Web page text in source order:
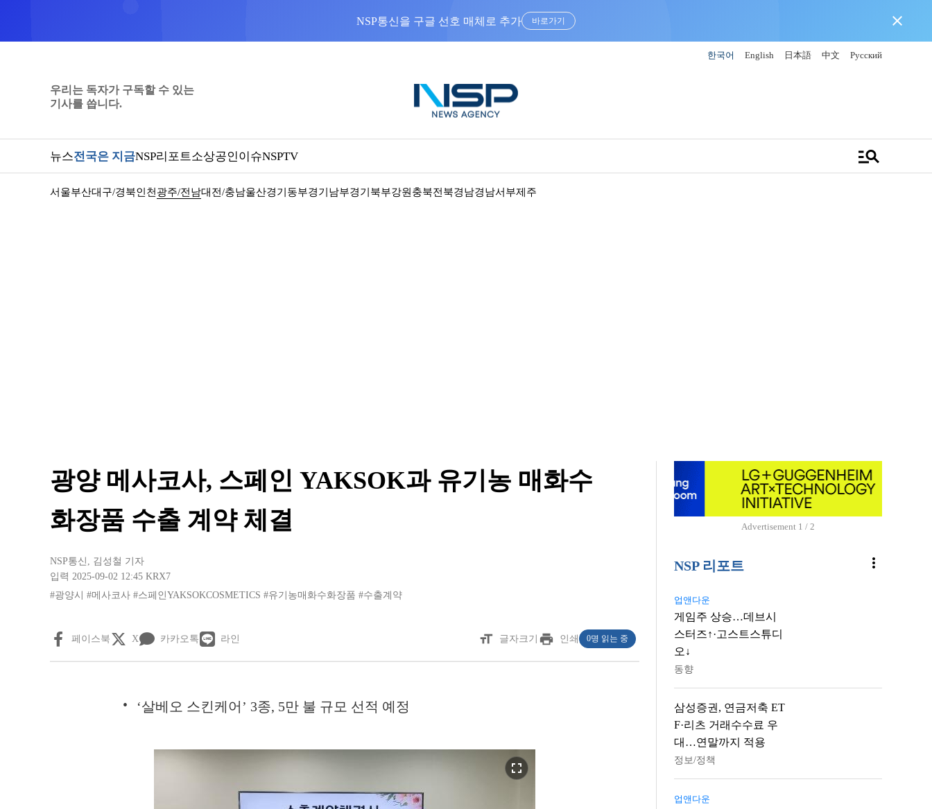
NSP통신을 구글 선호 매체로 추가 바로가기 close
한국어 English 日本語 中文 Русский
우리는 독자가 구독할 수 있는
기사를 씁니다.
뉴스전국은 지금NSP리포트소상공인이슈NSPTV manage_search
서울부산대구/경북인천 광주/전남대전/충남울산경기동부경기남부경기북부강원 충북전북경남경남서부제주
광양 메사코사, 스페인 YAKSOK과 유기농 매화수
화장품 수출 계약 체결
NSP통신 , 김성철 기자
입력 2025-09-02 12:45 KRX7
#광양시
#메사코사 #스페인YAKSOKCOSMETICS #유기농매화수화장품 #수출계약
페이스북 X 카카오톡 라인 format_size 글자크기 print 인쇄 0명 읽는 중
‘살베오 스킨케어’ 3종, 5만 불 규모 선적 예정
fullscreen
Advertisement 1 / 2
NSP 리포트 more_vert
업앤다운
게임주 상승…데브시
스터즈↑·고스트스튜디
오↓
동향
삼성증권, 연금저축 ET
F·리츠 거래수수료 우
대…연말까지 적용
정보/정책
업앤다운